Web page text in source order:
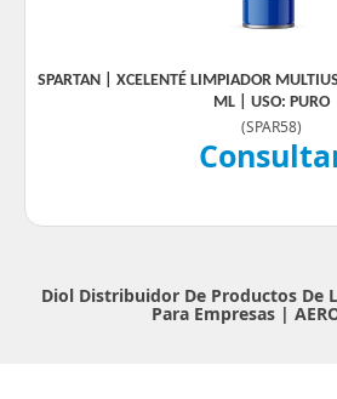
SPARTAN | XCELENTÉ LIMPIADOR
ML | USO: PURO
(SPAR58)
Diol Distribuidor De Productos De
Para Empresas |